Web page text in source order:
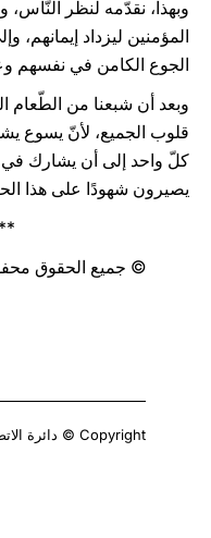
وبهذا، نقدّمه لنظر
المؤمنين ليزداد إيمانهم،
الجوع الكامن في نفسهم
وبعد أن شبعنا من الطّعام
قلوب الجميع، لأنّ يسوع
كلّ واحد إلى أن يشارك في
يصيرون شهودًا على هذا
© جميع الحقوق
Copyright © دائرة الاتصالات - Libreria Editrice Vaticana